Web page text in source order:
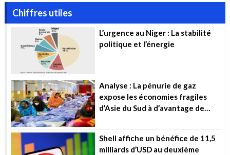
Chiffres utiles
L’urgence au Niger : La stabilité
politique et l’énergie
Analyse : La pénurie de gaz
expose les économies fragiles
d’Asie du Sud à d’avantage de
Shell affiche un bénéfice de 11,5
milliards d’USD au deuxième